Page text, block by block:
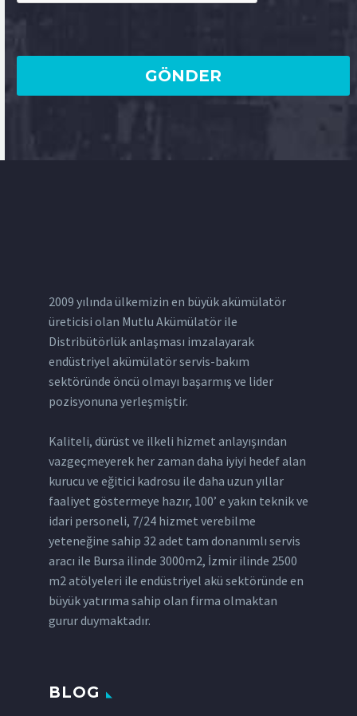
2009 yılında ülkemizin en büyük akümülatör
üreticisi olan Mutlu Akümülatör ile
Distribütörlük anlaşması imzalayarak
endüstriyel akümülatör servis-bakım
sektöründe öncü olmayı başarmış ve lider
pozisyonuna yerleşmiştir.
Kaliteli, dürüst ve ilkeli hizmet anlayışından
vazgeçmeyerek her zaman daha iyiyi hedef alan
kurucu ve eğitici kadrosu ile daha uzun yıllar
faaliyet göstermeye hazır, 100’ e yakın teknik ve
idari personeli, 7/24 hizmet verebilme
yeteneğine sahip 32 adet tam donanımlı servis
aracı ile Bursa ilinde 3000m2, İzmir ilinde 2500
m2 atölyeleri ile endüstriyel akü sektöründe en
büyük yatırıma sahip olan firma olmaktan
gurur duymaktadır.
BLOG